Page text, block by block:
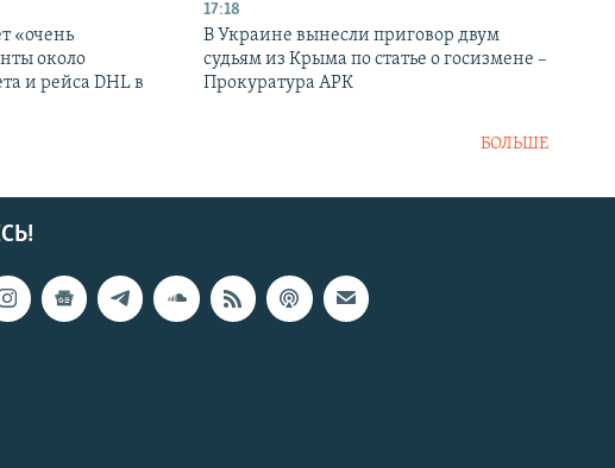
«очень
около
и рейса DHL в
17:18
В Украине вынесли приговор двум
судьям из Крыма по статье о госизмене –
Прокуратура АРК
БОЛЬШЕ